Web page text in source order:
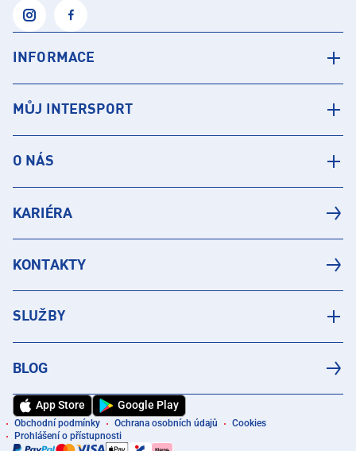
INFORMACE
MŮJ INTERSPORT
O NÁS
KARIÉRA
KONTAKTY
SLUŽBY
BLOG
App Store Google Play
Obchodní podmínky Ochrana osobních údajů
Cookies
Prohlášení o přístupnosti